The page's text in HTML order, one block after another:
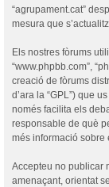
“agrupament.cat”
mesura que
Els nostres fòrums
“www.phpbb.com”,
creació de fòrums
d’ara la “GPL”) que
només facilita els
responsable de què
més informació sobre
Accepteu no publicar
amenaçant, orientat